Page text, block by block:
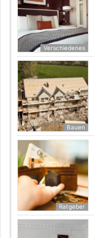
Verschiedenes
Bauen
Ratgeber